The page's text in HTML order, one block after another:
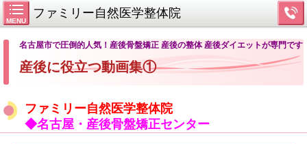
MENU
ファミリー自然医学整体院
名古屋市で圧倒的人気！産後骨盤矯正 産後の整体 産後ダイエットが専門です
産後に役立つ動画集①
ファミリー自然医学整体院
◆名古屋・産後骨盤矯正センター